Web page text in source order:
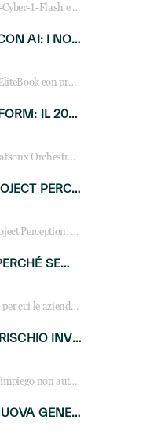
Microsoft lancia MAI-Cyber-1-Flash e Perception: cybersecurity agentica in preview dal 3 novembre. Cosa cambia per MSP, system integrator e reseller.
HP ELITEBOOK CON AI: I NOTEBOOK BUSINESS INTELLIGENTI CHE TRASFORMANO PRODUTTIVITÀ, SICUREZZA E LAVORO IBRIDO
Scopri la gamma HP EliteBook con processori Intel® Core™ Ultra e AMD Ryzen™ AI. Notebook business progettati per aumentare la produttività, migliorare la collaborazione e garantire sicurezza avanzata in ufficio e in mobilità.
AI AGENT PLATFORM: IL 2026 È L’ANNO DEL «SISTEMA OPERATIVO» PER GLI AGENTI AZIENDALI
Frontier, Foundry e watsonx Orchestrate: la guerra delle piattaforme AI agent ridisegna il mercato IT. Cosa cambia per reseller, MSP e system integrator.
MICROSOFT PROJECT PERCEPTION: COME GLI AGENTI AI CAMBIERANNO SOC, CYBERSECURITY E SERVIZI MSP
Microsoft presenta Project Perception: scopri come gli agenti AI possono trasformare cybersecurity, SOC e servizi gestiti degli MSP.
HP PROBOOK: PERCHÉ SEMPRE PIÙ AZIENDE SCELGONO NOTEBOOK PROGETTATI PER IL LAVORO MODERNO
HP ProBook: 5 motivi per cui le aziende scelgono i notebook business HP per migliorare produttività, sicurezza e gestione dell’AI.
SHADOW AI: IL RISCHIO INVISIBILE CHE LE AZIENDE POSSONO GOVERNARE
Shadow AI riguardo l’impiego non autorizzato di sistemi AI all’interno dell’azienda. E’ una pratica che si diffonde a partire dai dipendenti fino ai dirigenti e mette a repentaglio la cybersecurity, con costi più elevati per le organizzazioni. Due recenti report illustrano il fenomeno e forniscono dati in merito
NAS QNAP DI NUOVA GENERAZIONE: PIÙ PRESTAZIONI, SCALABILITÀ E PROTEZIONE DEI DATI PER LE INFRASTRUTTURE IT MODERNE